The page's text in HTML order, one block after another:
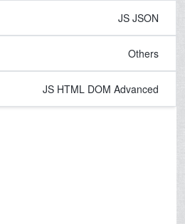
JS JSON
Others
JS HTML DOM Advanced